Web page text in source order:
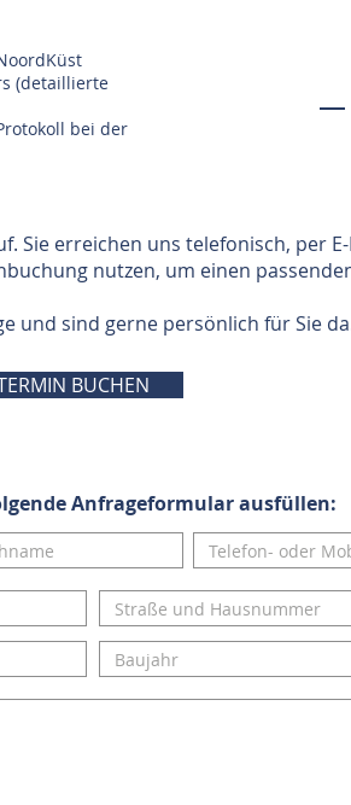
(detaillierte
bei der
Sie erreichen uns telefonisch, per
nutzen, um einen
und sind gerne persönlich für Sie
BUCHEN
Anfrageformular ausfüllen: